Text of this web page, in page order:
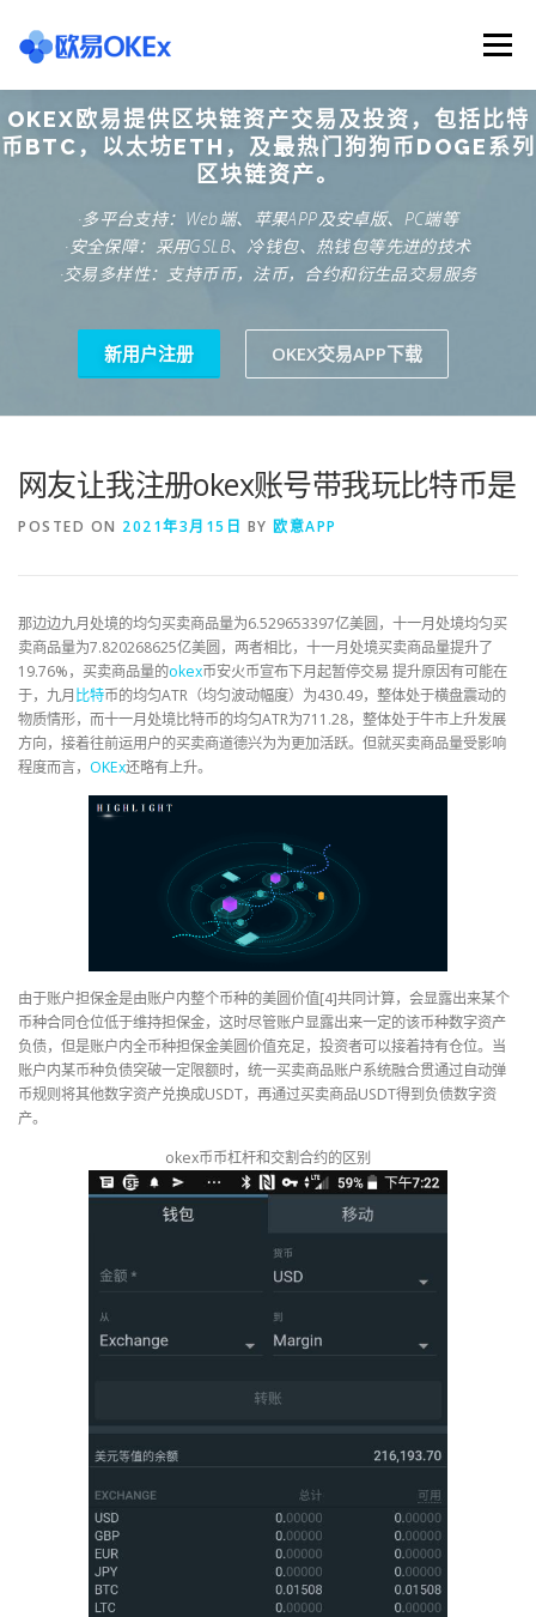
content
Menu
欧意交易所 关于欧意OKX 欧意APP下载
欧意注册网址 欧意交易下载 欧意团队
OKEX欧易提供区块链资产交易及投资，包括比特
币BTC，以太坊ETH，及最热门狗狗币DOGE系列
区块链资产。
·多平台支持：Web端、苹果APP及安卓版、PC端等
·安全保障：采用GSLB、冷钱包、热钱包等先进的技术
·交易多样性：支持币币，法币，合约和衍生品交易服务
新用户注册 OKEX交易APP下载
网友让我注册okex账号带我玩比特币是
POSTED ON 2021年3月15日 BY 欧意APP
那边边九月处境的均匀买卖商品量为6.529653397亿美圆，十一月处境均匀买
卖商品量为7.820268625亿美圆，两者相比，十一月处境买卖商品量提升了
19.76%，买卖商品量的okex币安火币宣布下月起暂停交易 提升原因有可能在
于，九月比特币的均匀ATR（均匀波动幅度）为430.49，整体处于横盘震动的
物质情形，而十一月处境比特币的均匀ATR为711.28，整体处于牛市上升发展
方向，接着往前运用户的买卖商道德兴为为更加活跃。但就买卖商品量受影响
程度而言， OKEx还略有上升。
由于账户担保金是由账户内整个币种的美圆价值[4]共同计算，会显露出来某个
币种合同仓位低于维持担保金，这时尽管账户显露出来一定的该币种数字资产
负债，但是账户内全币种担保金美圆价值充足，投资者可以接着持有仓位。当
账户内某币种负债突破一定限额时，统一买卖商品账户系统融合贯通过自动弹
币规则将其他数字资产兑换成USDT，再通过买卖商品USDT得到负债数字资
产。
okex币币杠杆和交割合约的区别